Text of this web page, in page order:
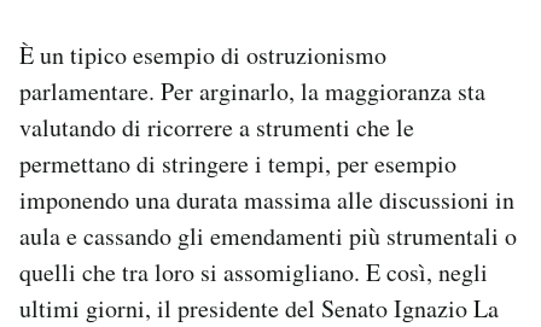
È un tipico esempio di ostruzionismo
parlamentare. Per arginarlo, la maggioranza sta
valutando di ricorrere a strumenti che le
permettano di stringere i tempi, per esempio
imponendo una durata massima alle discussioni in
aula e cassando gli emendamenti più strumentali o
quelli che tra loro si assomigliano. E così, negli
ultimi giorni, il presidente del Senato Ignazio La